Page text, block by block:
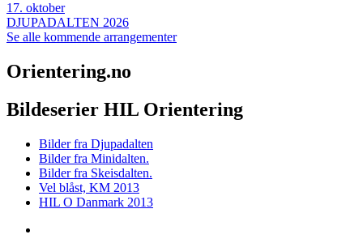
17. oktober
DJUPADALTEN 2026
Se alle kommende arrangementer
Orientering.no
Bildeserier HIL Orientering
Bilder fra Djupadalten
Bilder fra Minidalten.
Bilder fra Skeisdalten.
Vel blåst, KM 2013
HIL O Danmark 2013